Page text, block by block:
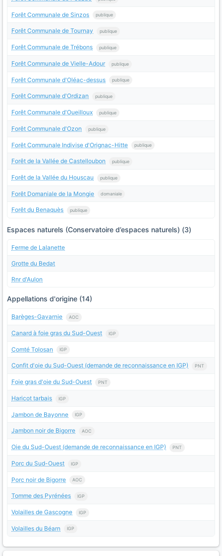
Forêt Communale de Sinzos publique
Forêt Communale de Tournay publique
Forêt Communale de Trébons publique
Forêt Communale de Vielle-Adour publique
Forêt Communale d'Oléac-dessus publique
Forêt Communale d'Ordizan publique
Forêt Communale d'Oueilloux publique
Forêt Communale d'Ozon publique
Forêt Communale Indivise d'Orignac-Hitte publique
Forêt de la Vallée de Castelloubon publique
Forêt de la Vallée du Houscau publique
Forêt Domaniale de la Mongie domaniale
Forêt du Benaquès publique
Espaces naturels (Conservatoire d’espaces naturels) (3)
Ferme de Lalanette
Grotte du Bedat
Rnr d'Aulon
Appellations d'origine (14)
Barèges-Gavarnie AOC
Canard à foie gras du Sud-Ouest IGP
Comté Tolosan IGP
Confit d'oie du Sud-Ouest (demande de reconnaissance en IGP) PNT
Foie gras d'oie du Sud-Ouest PNT
Haricot tarbais IGP
Jambon de Bayonne IGP
Jambon noir de Bigorre AOC
Oie du Sud-Ouest (demande de reconnaissance en IGP) PNT
Porc du Sud-Ouest IGP
Porc noir de Bigorre AOC
Tomme des Pyrénées IGP
Volailles de Gascogne IGP
Volailles du Béarn IGP